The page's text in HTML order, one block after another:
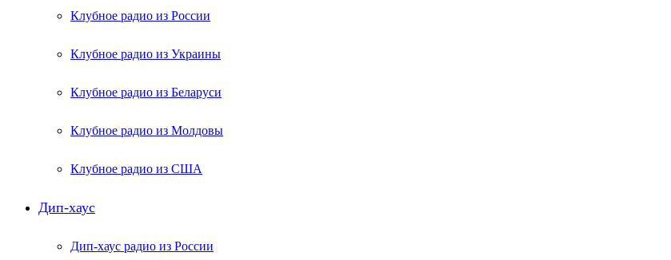
Клубное радио из России
Клубное радио из Украины
Клубное радио из Беларуси
Клубное радио из Молдовы
Клубное радио из США
Дип-хаус
Дип-хаус радио из России